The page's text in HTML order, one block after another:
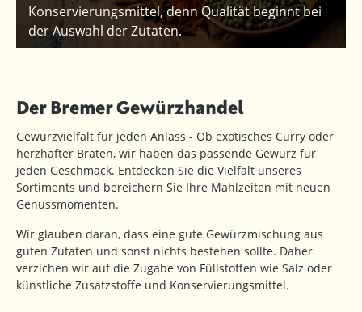
Konservierungsmittel, denn Qualität beginnt bei
der Auswahl der Zutaten.
Der Bremer Gewürzhandel
Gewürzvielfalt für jeden Anlass - Ob exotisches Curry oder
herzhafter Braten, wir haben das passende Gewürz für
jeden Geschmack. Entdecken Sie die Vielfalt unseres
Sortiments und bereichern Sie Ihre Mahlzeiten mit neuen
Genussmomenten.
Wir glauben daran, dass eine gute Gewürzmischung aus
guten Zutaten und sonst nichts bestehen sollte. Daher
verzichen wir auf die Zugabe von Füllstoffen wie Salz oder
künstliche Zusatzstoffe und Konservierungsmittel.